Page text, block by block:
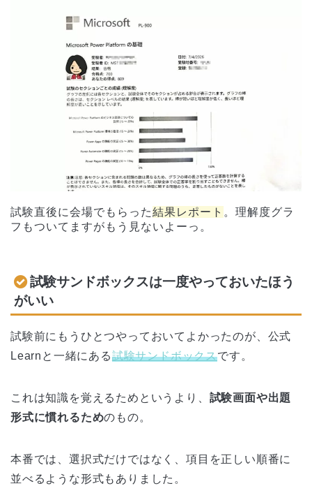
試験直後に会場でもらった結果レポート 。理解度グラ
フもついてますがもう見ないよーっ。
試験サンドボックスは一度やっておいたほう
がいい
試験前にもうひとつやっておいてよかったのが、公式
Learnと一緒にある試験サンドボックスです。
これは知識を覚えるためというより、 試験画面や出題
形式に慣れるためのもの。
本番では、選択式だけではなく、項目を正しい順番に
並べるような形式もありました。